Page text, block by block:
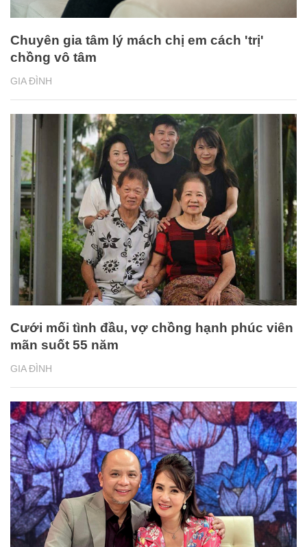
GIA ĐÌNH
Chuyên gia tâm lý mách chị em cách 'trị'
chồng vô tâm
GIA ĐÌNH
Cưới mối tình đầu, vợ chồng hạnh phúc viên
mãn suốt 55 năm